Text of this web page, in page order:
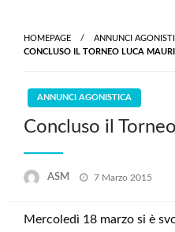
content
HOMEPAGE
ANNUNCI
CONCLUSO IL TORNEO LUCA MAURI
ANNUNCI AGONISTICA
Concluso il
ASM
Posted
7 Marzo 2015
Mercoledì 18 marzo si è